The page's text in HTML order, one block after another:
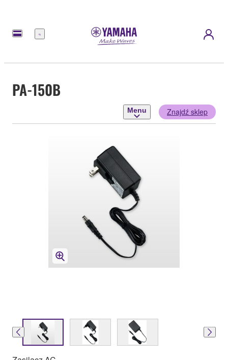
Menu
PA-150B
Menu Znajdź sklep